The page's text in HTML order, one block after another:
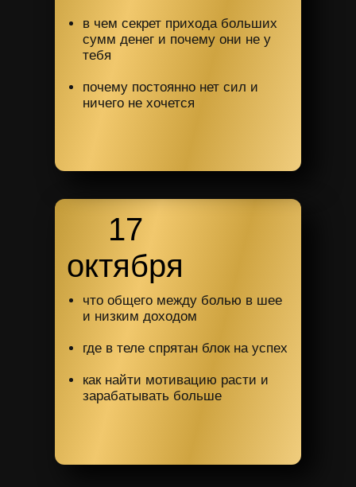
17
октября
что общего между болью в шее
и низким доходом
где в теле спрятан блок на успех
как найти мотивацию расти и
зарабатывать больше
в чем секрет прихода больших
сумм денег и почему они не у
тебя
почему постоянно нет сил и
ничего не хочется